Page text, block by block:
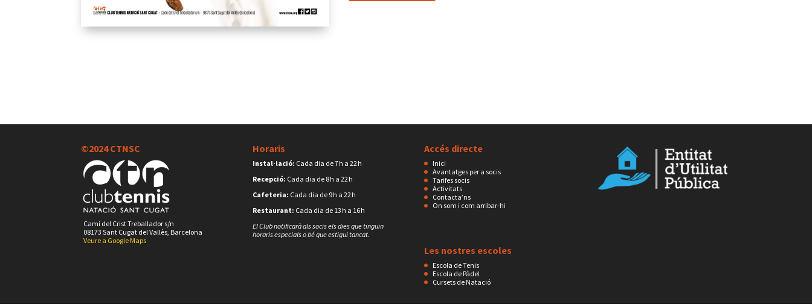
©2024 CTNSC
Camí del Crist Treballador s/n
08173 Sant Cugat del Vallès, Barcelona
Veure a Google Maps
Horaris
Instal·lació: Cada dia de 7 h a 22 h
Recepció: Cada dia de 8 h a 22 h
Cafeteria: Cada dia de 9 h a 22 h
Restaurant: Cada dia de 13 h a 16 h
El Club notificarà als socis els dies que tinguin
horaris especials o bé que estigui tancat.
Accés directe
Inici
Avantatges per a socis
Tarifes socis
Activitats
Contacta’ns
On som i com arribar-hi
Les nostres escoles
Escola de Tenis
Escola de Pàdel
Cursets de Natació